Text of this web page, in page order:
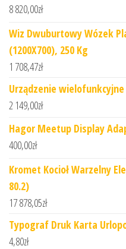
8 820,00zł
Wiz Dwuburtowy Wózek
(1200X700), 250 Kg
1 708,47zł
Urządzenie wielofunkcyjne
2 149,00zł
Hagor Meetup Display
400,00zł
Kromet Kocioł Warzelny
80.2)
17 878,05zł
Typograf Druk Karta
4,80zł